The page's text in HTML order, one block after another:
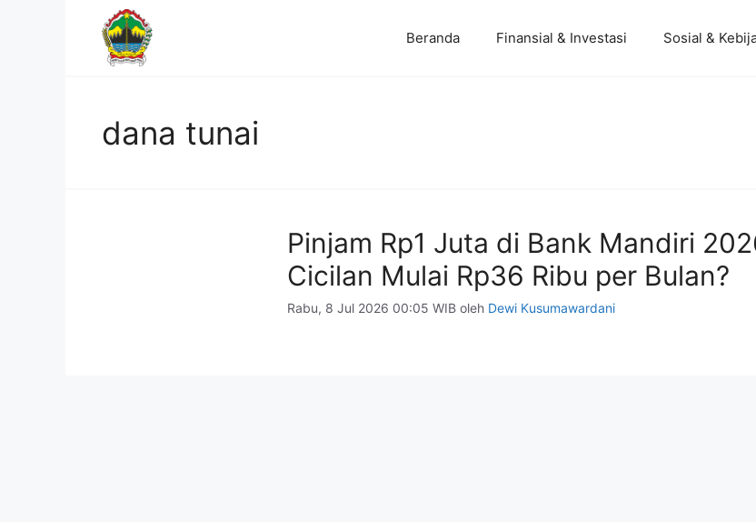
Beranda Finansial & Investasi Sosial &
dana tunai
Pinjam Rp1 Juta di Bank Mandiri
Cicilan Mulai Rp36 Ribu per Bulan?
Rabu, 8 Jul 2026 00:05 WIB oleh Dewi Kusumawardani